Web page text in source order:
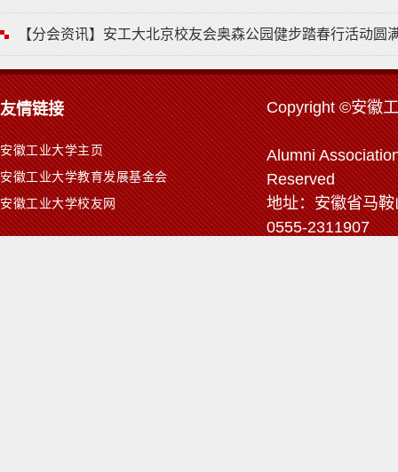
【分会资讯】安工大北京校友会奥森公园健步踏春行活动圆
友情链接
安徽工业大学主页
安徽工业大学教育发展基金会
安徽工业大学校友网
Copyright ©安徽工
Alumni
Reserved
地址：安徽省马
0555-2311907